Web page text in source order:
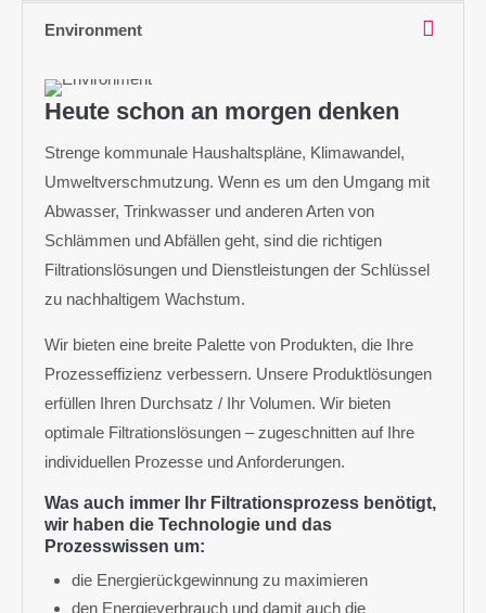
Environment
Heute schon an morgen denken
Strenge kommunale Haushaltspläne, Klimawandel,
Umweltverschmutzung. Wenn es um den Umgang mit
Abwasser, Trinkwasser und anderen Arten von
Schlämmen und Abfällen geht, sind die richtigen
Filtrationslösungen und Dienstleistungen der Schlüssel
zu nachhaltigem Wachstum.
Wir bieten eine breite Palette von Produkten, die Ihre
Prozesseffizienz verbessern. Unsere Produktlösungen
erfüllen Ihren Durchsatz / Ihr Volumen. Wir bieten
optimale Filtrationslösungen – zugeschnitten auf Ihre
individuellen Prozesse und Anforderungen.
Was auch immer Ihr Filtrationsprozess benötigt,
wir haben die Technologie und das
Prozesswissen um:
die Energierückgewinnung zu maximieren
den Energieverbrauch und damit auch die